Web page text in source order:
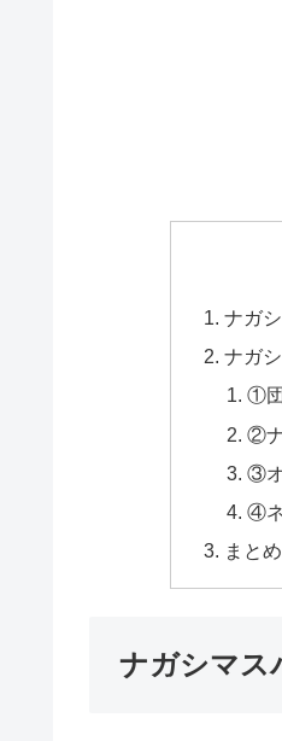
ナガ
ナガ
①
②ナ
③オ
④ネ
まとめ
ナガシマス